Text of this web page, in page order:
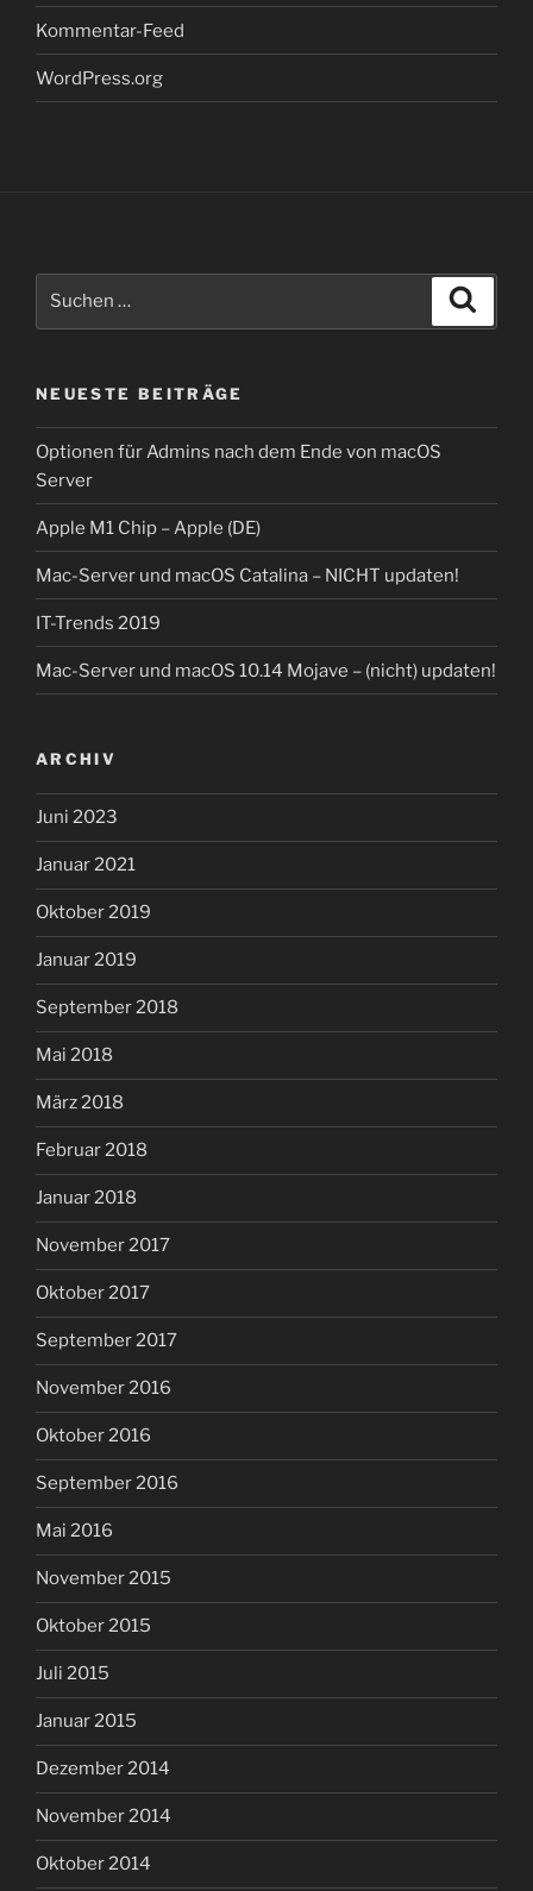
Kommentar-Feed
WordPress.org
NEUESTE BEITRÄGE
Optionen für Admins nach dem Ende von macOS
Server
Apple M1 Chip – Apple (DE)
Mac-Server und macOS Catalina – NICHT updaten!
IT-Trends 2019
Mac-Server und macOS 10.14 Mojave – (nicht) updaten!
ARCHIV
Juni 2023
Januar 2021
Oktober 2019
Januar 2019
September 2018
Mai 2018
März 2018
Februar 2018
Januar 2018
November 2017
Oktober 2017
September 2017
November 2016
Oktober 2016
September 2016
Mai 2016
November 2015
Oktober 2015
Juli 2015
Januar 2015
Dezember 2014
November 2014
Oktober 2014